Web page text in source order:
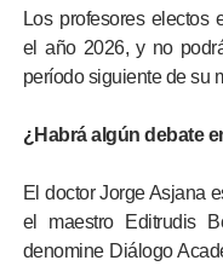
Los profesores electos
el año 2026, y no
período siguiente de su
¿Habrá algún debate
El doctor Jorge Asjana
el maestro Editrudis
denomine Diálogo